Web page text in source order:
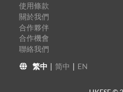
使用條款
關於我們
合作夥伴
合作機會
聯絡我們
繁中 | 简中 | EN